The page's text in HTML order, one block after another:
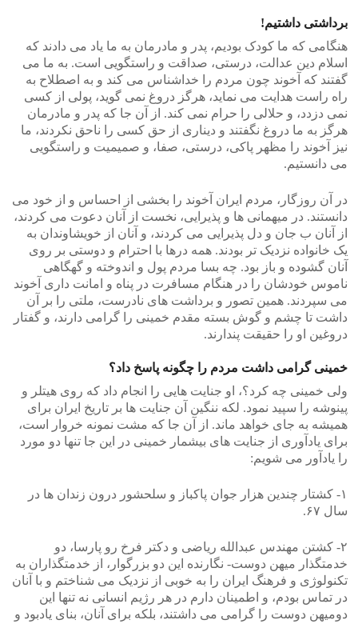
برداشتی داشتیم!
هنگامی که ما کودک بودیم، پدر و مادرمان به ما یاد می دادند که
اسلام دین عدالت، درستی، صداقت و راستگویی است. به ما می
گفتند که آخوند چون مردم را خداشناس می کند و به اصطلاح به
راه راست هدایت می نماید، هرگز دروغ نمی گوید، پولی از کسی
نمی دزدد، و حلالی را حرام نمی کند. از آن جا که پدر و مادرمان
هرگز به ما دروغ نگفتند و دیناری از حق کسی را ناحق نکردند، ما
نیز آخوند را مظهر پاکی، درستی، صفا، و صمیمیت و راستگویی
می دانستیم.
در آن روزگار، مردم ایران آخوند را بخشی از احساس و از خود می
دانستند. در میهمانی ها و پذیرایی، نخست از آنان دعوت می کردند،
از آنان ب جان و دل پذیرایی می کردند، و آنان از خویشاوندان به
یک خانواده نزدیک تر بودند. همه درها با احترام و دوستی بر روی
آنان گشوده و باز بود. چه بسا مردم پول و اندوخته و گهگاهی
ناموس خودشان را در هنگام مسافرت در پناه و امانت داری آخوند
می سپردند. همین تصور و برداشت های نادرست، ملتی را بر آن
داشت تا چشم و گوش بسته مقدم خمینی را گرامی دارند، و گفتار
دروغین او را حقیقت پندارند.
خمینی گرامی داشت مردم را چگونه پاسخ داد؟
ولی خمینی چه کرد؟، او جنایت هایی را انجام داد که روی هیتلر و
پینوشه را سپید نمود. لکه ننگین آن جنایت ها بر تاریخ ایران برای
همیشه به جای خواهد ماند. از آن جا که مشت نمونه خروار است،
برای یادآوری از جنایت های بیشمار خمینی در این جا تنها دو مورد
را یادآور می شویم:
۱- کشتار چندین هزار جوان پاکباز و سلحشور درون زندان ها در
سال ۶۷.
۲- کشتن مهندس عبدالله ریاضی و دکتر فرخ رو پارسا، دو
خدمتگذار میهن دوست- نگارنده این دو بزرگوار، از خدمتگذاران به
تکنولوژی و فرهنگ ایران را به خوبی از نزدیک می شناختم و با آنان
در تماس بودم، و اطمینان دارم در هر رژیم انسانی نه تنها این
دومیهن دوست را گرامی می داشتند، بلکه برای آنان، بنای یادبود و